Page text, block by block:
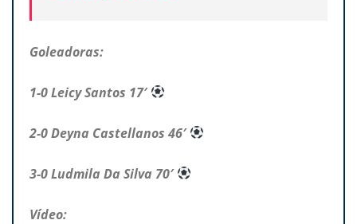
Goleadoras:
1-0 Leicy Santos 17′
2-0 Deyna Castellanos 46′
3-0 Ludmila Da Silva 70′
Vídeo: